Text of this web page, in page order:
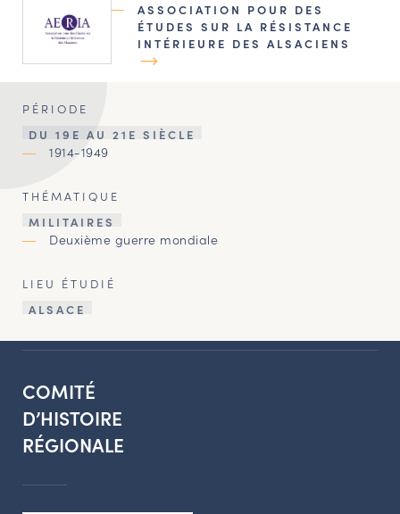
ASSOCIATION POUR DES
ÉTUDES SUR LA RÉSISTANCE
INTÉRIEURE DES ALSACIENS
PÉRIODE
DU 19E AU 21E SIÈCLE
1914-1949
THÉMATIQUE
MILITAIRES
Deuxième guerre mondiale
LIEU ÉTUDIÉ
ALSACE
COMITÉ
D’HISTOIRE
RÉGIONALE